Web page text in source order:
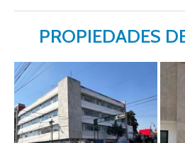
PROPIEDADES